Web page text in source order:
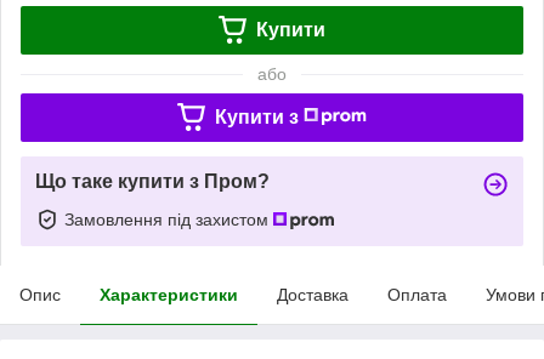
Купити
або
Купити з
Що таке купити з Пром?
Замовлення під захистом
Опис Характеристики Доставка Оплата Умови